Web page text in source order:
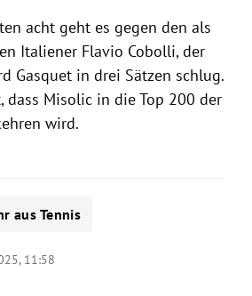
acht geht es gegen den als
Italiener Flavio Cobolli, der
Gasquet in drei Sätzen schlug.
dass Misolic in die Top 200 der
wird.
aus Tennis
11:58